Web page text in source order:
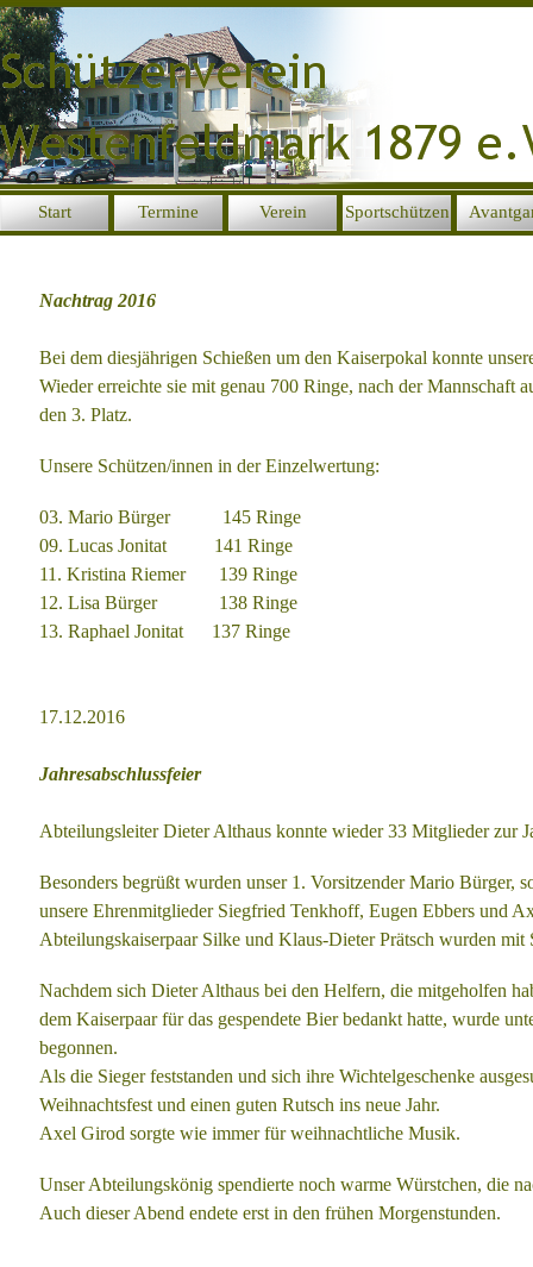
Direkt zum Seiteninhalt
Start Termine ▼
Verein ▼
Sportschützen ▼
Nachtrag 2016
Bei dem diesjährigen Schießen um den Kaiserpokal konnte
Wieder erreichte sie mit genau 700 Ringe, nach der Mannschaft
den 3. Platz.
Unsere Schützen/innen in der Einzelwertung:
03. Mario Bürger 145 Ringe
09. Lucas Jonitat 141 Ringe
11. Kristina Riemer 139 Ringe
12. Lisa Bürger 138 Ringe
13. Raphael Jonitat 137 Ringe
17.12.2016
Jahresabschlussfeier
Abteilungsleiter Dieter Althaus konnte wieder 33 Mitglieder zur
Besonders begrüßt wurden unser 1. Vorsitzender Mario
unsere Ehrenmitglieder Siegfried Tenkhoff, Eugen Ebbers und
Abteilungskaiserpaar Silke und Klaus-Dieter Prätsch wurden mit
Nachdem sich Dieter Althaus bei den Helfern, die mitgeholfen
dem Kaiserpaar für das gespendete Bier bedankt hatte, wurde
begonnen.
Als die Sieger feststanden und sich ihre Wichtelgeschenke
Weihnachtsfest und einen guten Rutsch ins neue Jahr.
Axel Girod sorgte wie immer für weihnachtliche Musik.
Unser Abteilungskönig spendierte noch warme Würstchen, die
Auch dieser Abend endete erst in den frühen Morgenstunden.